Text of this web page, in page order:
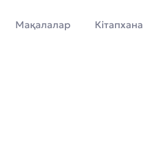
Мақалалар Кітапхана